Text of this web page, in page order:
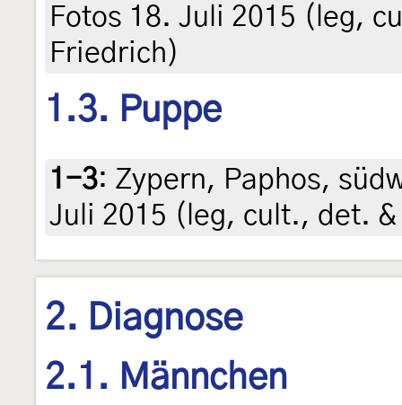
Fotos 18. Juli 2015 (leg,
Friedrich)
1.3. Puppe
1-3: Zypern, Paphos,
Juli 2015 (leg, cult., det.
2. Diagnose
2.1. Männchen